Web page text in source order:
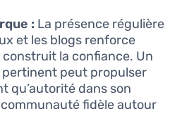
: La présence régulière
et les blogs renforce
construit la confiance. Un
peut propulser
qu’autorité dans son
fidèle autour